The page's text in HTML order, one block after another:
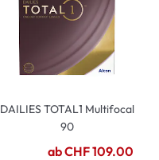
DAILIES TOTAL1 Multifocal
90
ab CHF 109.00